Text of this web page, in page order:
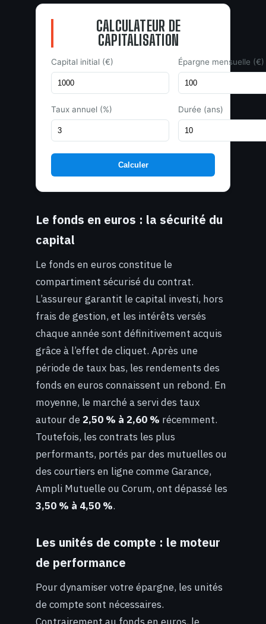
CALCULATEUR DE
CAPITALISATION
Capital initial (€) Épargne mensuelle (€)
Taux annuel (%) Durée (ans)
Calculer
Le fonds en euros : la sécurité du
capital
Le fonds en euros constitue le
compartiment sécurisé du contrat.
L’assureur garantit le capital investi, hors
frais de gestion, et les intérêts versés
chaque année sont définitivement acquis
grâce à l’effet de cliquet. Après une
période de taux bas, les rendements des
fonds en euros connaissent un rebond. En
moyenne, le marché a servi des taux
autour de 2,50 % à 2,60 % récemment.
Toutefois, les contrats les plus
performants, portés par des mutuelles ou
des courtiers en ligne comme Garance,
Ampli Mutuelle ou Corum, ont dépassé les
3,50 % à 4,50 %.
Les unités de compte : le moteur
de performance
Pour dynamiser votre épargne, les unités
de compte sont nécessaires.